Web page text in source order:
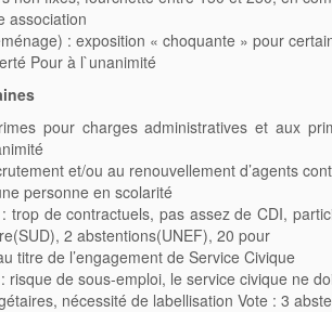
association
: exposition « choquante » pour
Pour à l`unanimité
pour charges administratives et aux
et/ou au renouvellement d’agents
personne en scolarité
trop de contractuels, pas assez de CDI,
2 abstentions(UNEF), 20 pour
titre de l’engagement de Service Civique
risque de sous-emploi, le service civique ne
nécessité de labellisation Vote : 3